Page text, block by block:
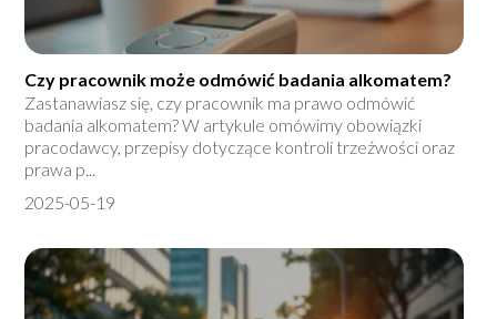
Czy pracownik może odmówić badania alkomatem?
Zastanawiasz się, czy pracownik ma prawo odmówić
badania alkomatem? W artykule omówimy obowiązki
pracodawcy, przepisy dotyczące kontroli trzeźwości oraz
prawa p...
2025-05-19